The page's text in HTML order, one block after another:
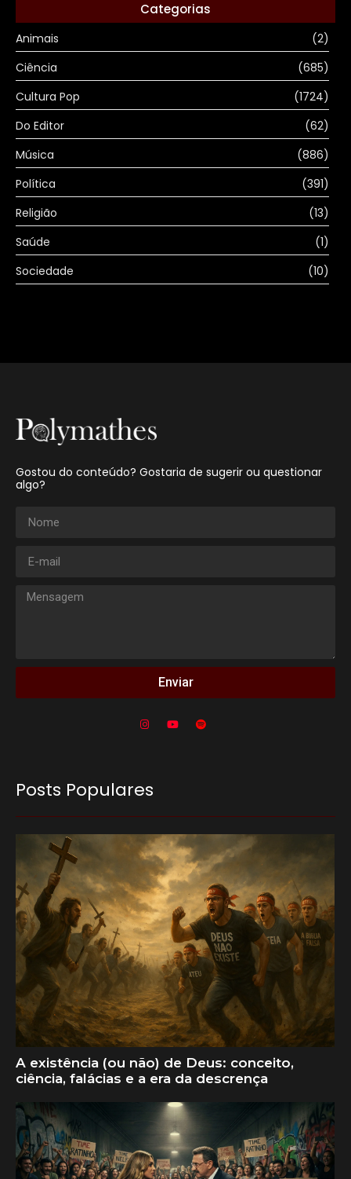
Categorias
Animais
(2)
Ciência
(685)
Cultura Pop
(1724)
Do Editor
(62)
Música
(886)
Política
(391)
Religião
(13)
Saúde
(1)
Sociedade
(10)
Gostou do conteúdo? Gostaria de sugerir ou questionar
algo?
Enviar
Posts Populares
A existência (ou não) de Deus: conceito,
ciência, falácias e a era da descrença